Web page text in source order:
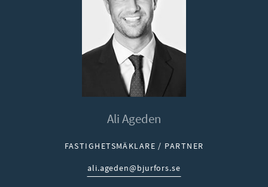
Ali Ageden
FASTIGHETSMÄKLARE / PARTNER
E-post:
ali.ageden@bjurfors.se